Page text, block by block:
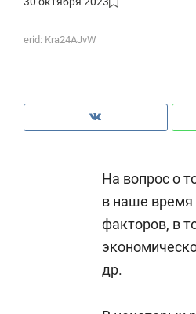
erid: Kra24AJvW
На вопрос о
в наше время
факторов, в
др.
Как ГК «МИР ГРУПП» и